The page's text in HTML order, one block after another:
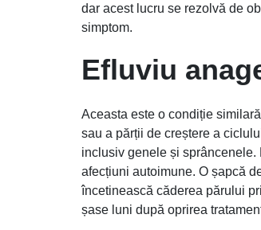
dar acest lucru se rezolvă de
simptom.
Efluviu
Aceasta este o condiție
sau a părții de creștere a
inclusiv genele și
afecțiuni autoimune. O șapcă
încetinească căderea părului
șase luni după oprirea